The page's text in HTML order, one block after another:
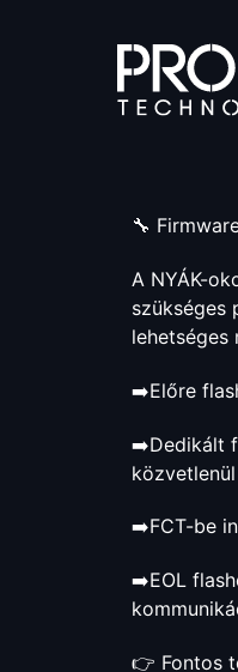
🔧
A NYÁK-
szükséges
lehetséges
➡️Előre
➡️Dedikált
➡️FCT-be
➡️EOL
👉 Fontos